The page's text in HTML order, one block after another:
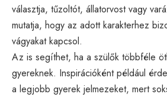
választja, tűzoltót, állatorvost vagy
mutatja, hogy az adott karakterhez
vágyakat kapcsol.
Az is segíthet, ha a szülők többféle
gyereknek. Inspirációként például
a legjobb gyerek jelmezeket, mert